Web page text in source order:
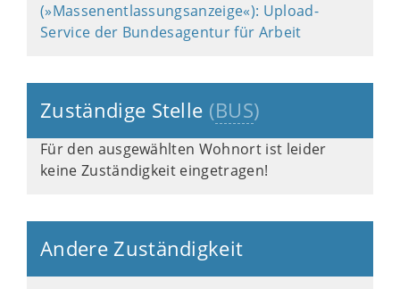
(»Massenentlassungsanzeige«): Upload-
Service der Bundesagentur für Arbeit
Zuständige Stelle (BUS)
Für den ausgewählten Wohnort ist leider
keine Zuständigkeit eingetragen!
Andere Zuständigkeit